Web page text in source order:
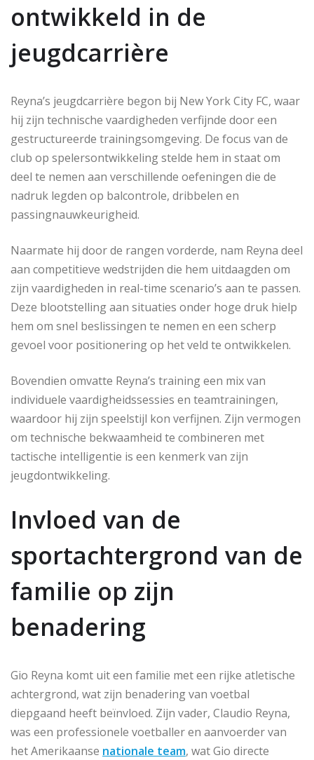
ontwikkeld in de
jeugdcarrière
Reyna’s jeugdcarrière begon bij New York City FC, waar
hij zijn technische vaardigheden verfijnde door een
gestructureerde trainingsomgeving. De focus van de
club op spelersontwikkeling stelde hem in staat om
deel te nemen aan verschillende oefeningen die de
nadruk legden op balcontrole, dribbelen en
passingnauwkeurigheid.
Naarmate hij door de rangen vorderde, nam Reyna deel
aan competitieve wedstrijden die hem uitdaagden om
zijn vaardigheden in real-time scenario’s aan te passen.
Deze blootstelling aan situaties onder hoge druk hielp
hem om snel beslissingen te nemen en een scherp
gevoel voor positionering op het veld te ontwikkelen.
Bovendien omvatte Reyna’s training een mix van
individuele vaardigheidssessies en teamtrainingen,
waardoor hij zijn speelstijl kon verfijnen. Zijn vermogen
om technische bekwaamheid te combineren met
tactische intelligentie is een kenmerk van zijn
jeugdontwikkeling.
Invloed van de
sportachtergrond van de
familie op zijn
benadering
Gio Reyna komt uit een familie met een rijke atletische
achtergrond, wat zijn benadering van voetbal
diepgaand heeft beïnvloed. Zijn vader, Claudio Reyna,
was een professionele voetballer en aanvoerder van
het Amerikaanse nationale team, wat Gio directe